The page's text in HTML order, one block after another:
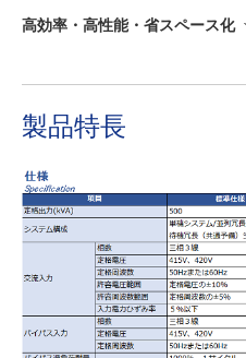
高効率・高性能・省スペース化
製品特長